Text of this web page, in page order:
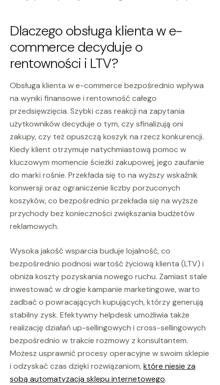
Dlaczego obsługa klienta w e-
commerce decyduje o
rentowności i LTV?
Obsługa klienta w e-commerce bezpośrednio wpływa
na wyniki finansowe i rentowność całego
przedsięwzięcia. Szybki czas reakcji na zapytania
użytkowników decyduje o tym, czy sfinalizują oni
zakupy, czy też opuszczą koszyk na rzecz konkurencji.
Kiedy klient otrzymuje natychmiastową pomoc w
kluczowym momencie ścieżki zakupowej, jego zaufanie
do marki rośnie. Przekłada się to na wyższy wskaźnik
konwersji oraz ograniczenie liczby porzuconych
koszyków, co bezpośrednio przekłada się na wyższe
przychody bez konieczności zwiększania budżetów
reklamowych.
Wysoka jakość wsparcia buduje lojalność, co
bezpośrednio podnosi wartość życiową klienta (LTV) i
obniża koszty pozyskania nowego ruchu. Zamiast stale
inwestować w drogie kampanie marketingowe, warto
zadbać o powracających kupujących, którzy generują
stabilny zysk. Efektywny helpdesk umożliwia także
realizację działań up-sellingowych i cross-sellingowych
bezpośrednio w trakcie rozmowy z konsultantem.
Możesz usprawnić procesy operacyjne w swoim sklepie
i odzyskać czas dzięki rozwiązaniom,które niesie za
sobą automatyzacja sklepu internetowego.